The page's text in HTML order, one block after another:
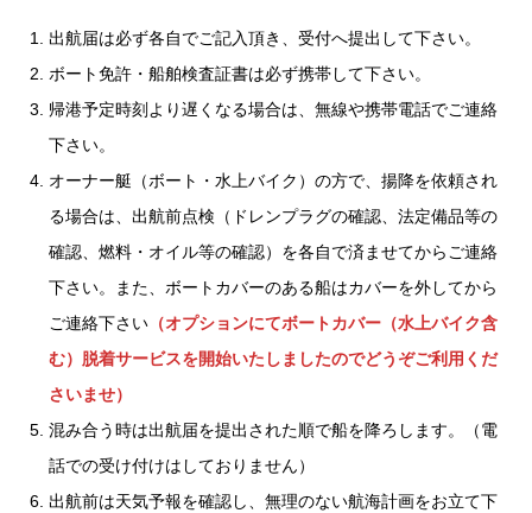
出航届は必ず各自でご記入頂き、受付へ提出して下さい。
ボート免許・船舶検査証書は必ず携帯して下さい。
帰港予定時刻より遅くなる場合は、無線や携帯電話でご連絡
下さい。
オーナー艇（ボート・水上バイク）の方で、揚降を依頼され
る場合は、出航前点検（ドレンプラグの確認、法定備品等の
確認、燃料・オイル等の確認）を各自で済ませてからご連絡
下さい。また、ボートカバーのある船はカバーを外してから
ご連絡下さい （オプションにてボートカバー（水上バイク含
む）脱着サービスを開始いたしましたのでどうぞご利用くだ
さいませ）
混み合う時は出航届を提出された順で船を降ろします。（電
話での受け付けはしておりません）
出航前は天気予報を確認し、無理のない航海計画をお立て下